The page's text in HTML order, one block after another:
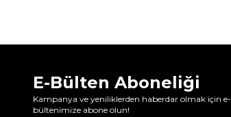
E-Bülten Aboneliği
Kampanya ve yeniliklerden haberdar olmak için e-
bültenimize abone olun!